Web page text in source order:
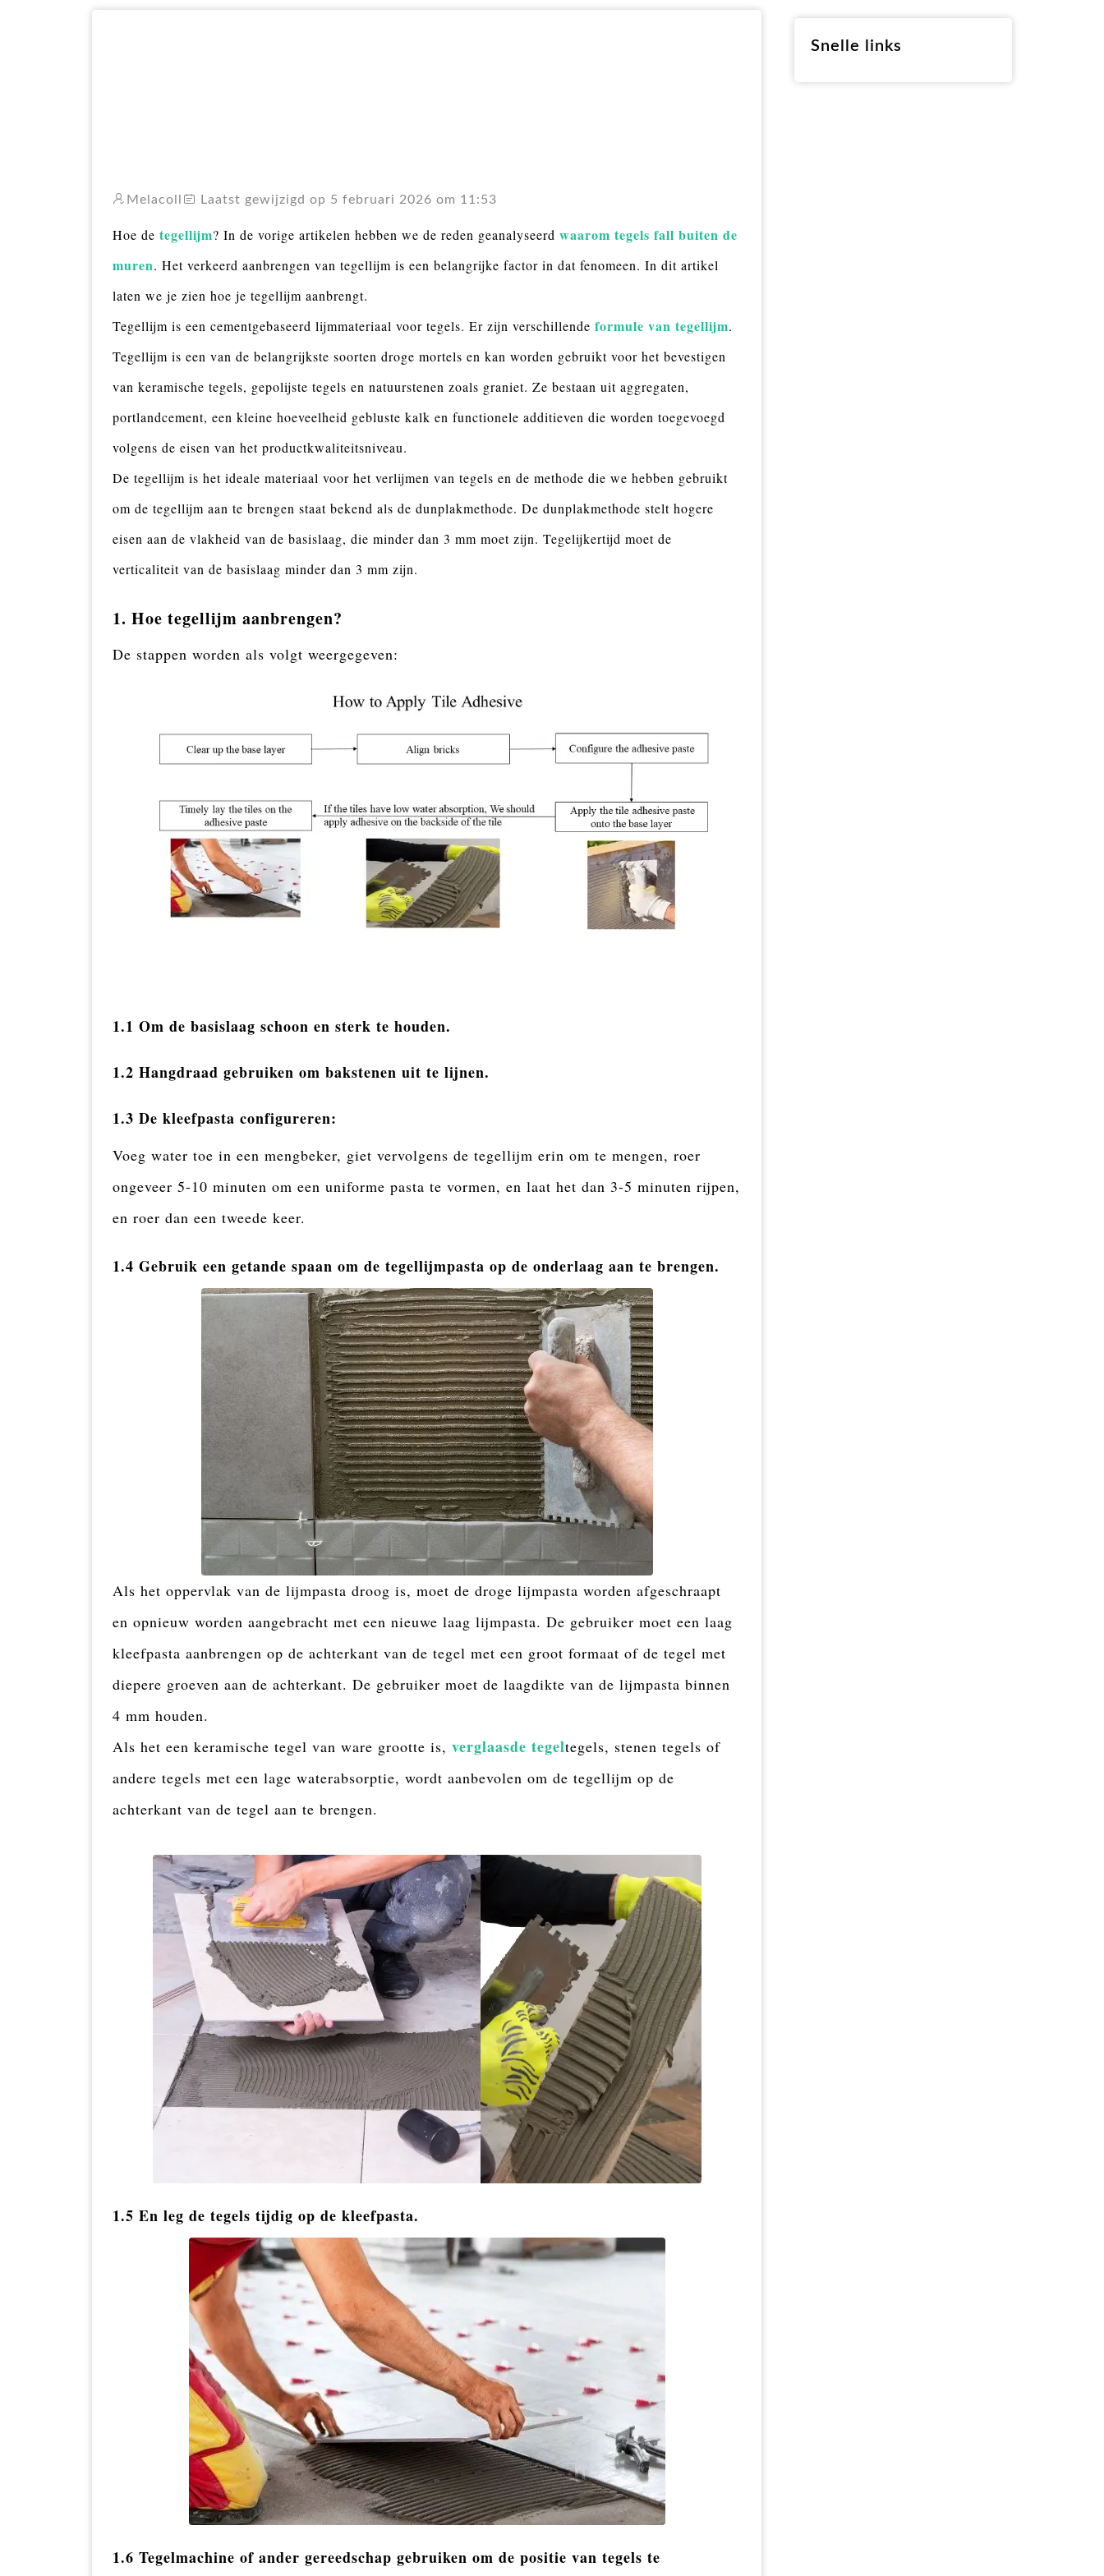
Melacoll Laatst gewijzigd op 5 februari 2026 om 11:53
Hoe de tegellijm? In de vorige artikelen hebben we de reden geanalyseerd waarom tegels fall buiten de
muren. Het verkeerd aanbrengen van tegellijm is een belangrijke factor in dat fenomeen. In dit artikel
laten we je zien hoe je tegellijm aanbrengt.
Tegellijm is een cementgebaseerd lijmmateriaal voor tegels. Er zijn verschillende formule van tegellijm.
Tegellijm is een van de belangrijkste soorten droge mortels en kan worden gebruikt voor het bevestigen
van keramische tegels, gepolijste tegels en natuurstenen zoals graniet. Ze bestaan uit aggregaten,
portlandcement, een kleine hoeveelheid gebluste kalk en functionele additieven die worden toegevoegd
volgens de eisen van het productkwaliteitsniveau.
De tegellijm is het ideale materiaal voor het verlijmen van tegels en de methode die we hebben gebruikt
om de tegellijm aan te brengen staat bekend als de dunplakmethode. De dunplakmethode stelt hogere
eisen aan de vlakheid van de basislaag, die minder dan 3 mm moet zijn. Tegelijkertijd moet de
verticaliteit van de basislaag minder dan 3 mm zijn.
1. Hoe tegellijm aanbrengen?
De stappen worden als volgt weergegeven:
1.1 Om de basislaag schoon en sterk te houden.
1.2 Hangdraad gebruiken om bakstenen uit te lijnen.
1.3 De kleefpasta configureren:
Voeg water toe in een mengbeker, giet vervolgens de tegellijm erin om te mengen, roer
ongeveer 5-10 minuten om een uniforme pasta te vormen, en laat het dan 3-5 minuten rijpen,
en roer dan een tweede keer.
1.4 Gebruik een getande spaan om de tegellijmpasta op de onderlaag aan te brengen.
Als het oppervlak van de lijmpasta droog is, moet de droge lijmpasta worden afgeschraapt
en opnieuw worden aangebracht met een nieuwe laag lijmpasta. De gebruiker moet een laag
kleefpasta aanbrengen op de achterkant van de tegel met een groot formaat of de tegel met
diepere groeven aan de achterkant. De gebruiker moet de laagdikte van de lijmpasta binnen
4 mm houden.
Als het een keramische tegel van ware grootte is, verglaasde tegeltegels, stenen tegels of
andere tegels met een lage waterabsorptie, wordt aanbevolen om de tegellijm op de
achterkant van de tegel aan te brengen.
1.5 En leg de tegels tijdig op de kleefpasta.
1.6 Tegelmachine of ander gereedschap gebruiken om de positie van tegels te
Snelle links